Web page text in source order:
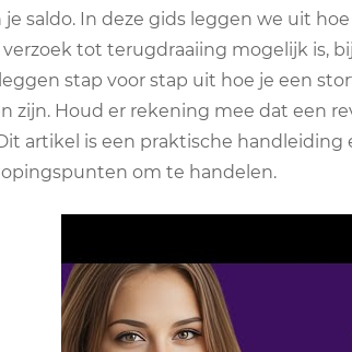
saldo. In deze gids leggen we uit
verzoek tot terugdraaiing mogelijk is,
stap voor stap uit hoe je een
zijn. Houd er rekening mee dat een
artikel is een praktische
om te handelen.